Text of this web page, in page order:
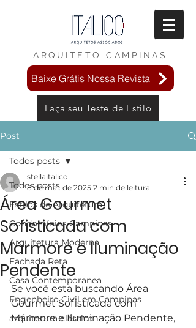
ARQUITETO CAMPINAS
Baixe Grátis Nossa Revista
Faça seu Teste de Estilo
Post
Todos posts
Estilos de Arquitetura
Condomínios Campinas
Arquitetura Moderna
Fachada Reta
Casa Contemporanea
Engenheiro Civil em Campinas
arquitetura clássica
Todos posts
Área Gourmet
Sofisticada com
Mármore e Iluminação
Pendente
stellaitalico
8 de mai. de 2025 2 min de leitura
Se você esta buscando Área
Gourmet Sofisticada com
Mármore e Iluminação Pendente,